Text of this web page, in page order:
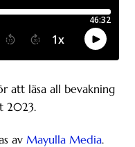
att läsa all bevakning
2023.
av Mayulla Media.